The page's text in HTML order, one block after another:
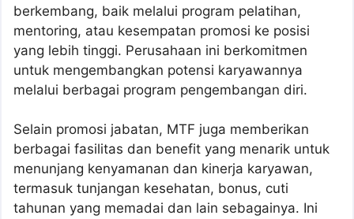
berkembang, baik melalui program pelatihan,
mentoring, atau kesempatan promosi ke posisi
yang lebih tinggi. Perusahaan ini berkomitmen
untuk mengembangkan potensi karyawannya
melalui berbagai program pengembangan diri.
Selain promosi jabatan, MTF juga memberikan
berbagai fasilitas dan benefit yang menarik untuk
menunjang kenyamanan dan kinerja karyawan,
termasuk tunjangan kesehatan, bonus, cuti
tahunan yang memadai dan lain sebagainya. Ini